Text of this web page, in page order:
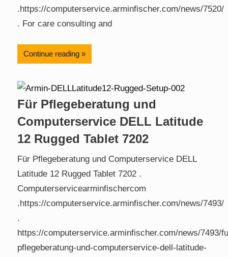
.https://computerservice.arminfischer.com/news/7520/
. For care consulting and
Continue reading
Für Pflegeberatung und
Computerservice DELL Latitude
12 Rugged Tablet 7202
Für Pflegeberatung und Computerservice DELL
Latitude 12 Rugged Tablet 7202 .
Computerservicearminfischercom
.https://computerservice.arminfischer.com/news/7493/
.
https://computerservice.arminfischer.com/news/7493/
pflegeberatung-und-computerservice-dell-latitude-